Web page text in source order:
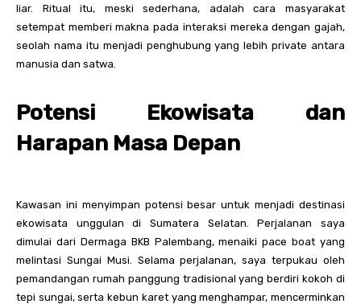
liar. Ritual itu, meski sederhana, adalah cara masyarakat
setempat memberi makna pada interaksi mereka dengan gajah,
seolah nama itu menjadi penghubung yang lebih private antara
manusia dan satwa.
Potensi Ekowisata dan
Harapan Masa Depan
Kawasan ini menyimpan potensi besar untuk menjadi destinasi
ekowisata unggulan di Sumatera Selatan. Perjalanan saya
dimulai dari Dermaga BKB Palembang, menaiki pace boat yang
melintasi Sungai Musi. Selama perjalanan, saya terpukau oleh
pemandangan rumah panggung tradisional yang berdiri kokoh di
tepi sungai, serta kebun karet yang menghampar, mencerminkan